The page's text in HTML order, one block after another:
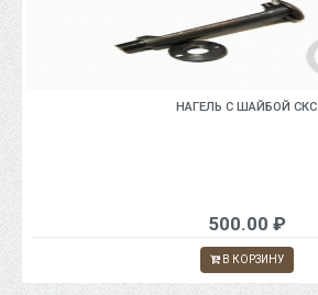
НАГЕЛЬ С ШАЙБОЙ СКС
500.00 ₽
В КОРЗИНУ